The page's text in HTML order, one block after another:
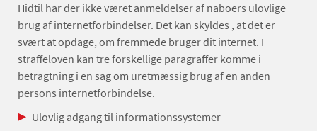
Hidtil har der ikke været anmeldelser af naboers ulovlige
brug af internetforbindelser. Det kan skyldes , at det er
svært at opdage, om fremmede bruger dit internet. I
straffeloven kan tre forskellige paragraffer komme i
betragtning i en sag om uretmæssig brug af en anden
persons internetforbindelse.
Ulovlig adgang til informationssystemer